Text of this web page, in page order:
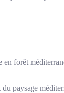
paysage